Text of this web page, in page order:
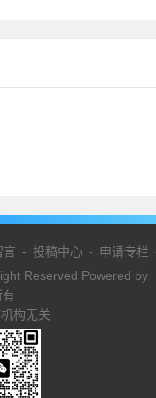
言 - 投稿中心- 申请专栏
Reserved Powered by
构无关